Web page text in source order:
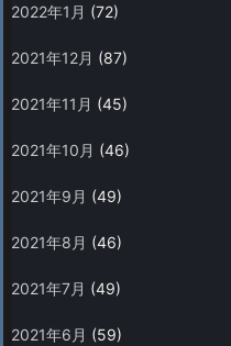
2022年1月 (72)
2021年12月 (87)
2021年11月 (45)
2021年10月 (46)
2021年9月 (49)
2021年8月 (46)
2021年7月 (49)
2021年6月 (59)